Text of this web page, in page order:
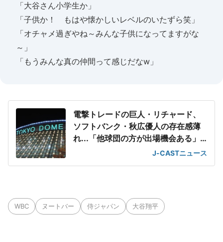
「大谷さん小学生か」
「子供か！ もはや懐かしいレベルのいたずら笑」
「オチャメ過ぎやね～みんな子供になってますがな
～」
「もうみんな真の仲間って感じだなw」
電撃トレードの巨人・リチャード、
ソフトバンク・秋広優人の存在感薄
れ...「他球団の方が出場機会ある」
J-CASTニュース
WBC ヌートバー 侍ジャパン 大谷翔平